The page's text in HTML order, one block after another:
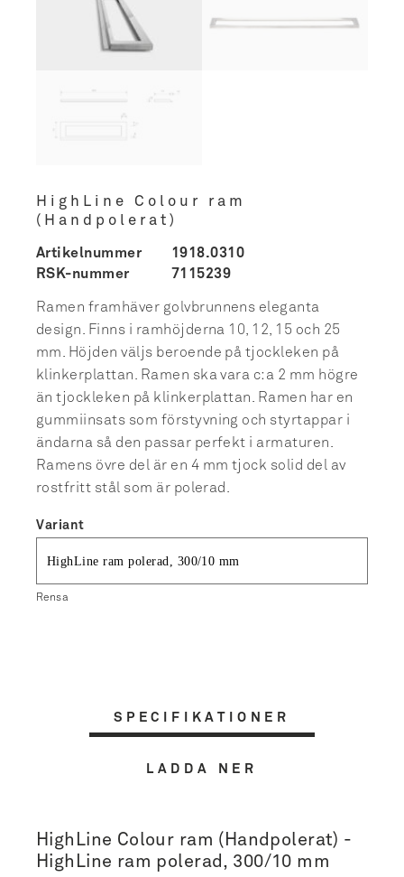
HighLine Colour ram
(Handpolerat)
Artikelnummer
1918.0310
RSK-nummer
7115239
Ramen framhäver golvbrunnens eleganta
design. Finns i ramhöjderna 10, 12, 15 och 25
mm. Höjden väljs beroende på tjockleken på
klinkerplattan. Ramen ska vara c:a 2 mm högre
än tjockleken på klinkerplattan. Ramen har en
gummiinsats som förstyvning och styrtappar i
ändarna så den passar perfekt i armaturen.
Ramens övre del är en 4 mm tjock solid del av
rostfritt stål som är polerad.
Variant
Rensa
SPECIFIKATIONER
LADDA NER
HighLine Colour ram (Handpolerat) -
HighLine ram polerad, 300/10 mm